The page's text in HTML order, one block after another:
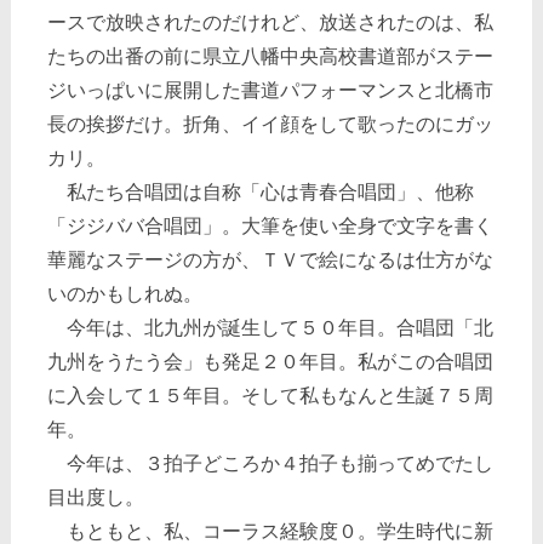
ースで放映されたのだけれど、放送されたのは、私
たちの出番の前に県立八幡中央高校書道部がステー
ジいっぱいに展開した書道パフォーマンスと北橋市
長の挨拶だけ。折角、イイ顔をして歌ったのにガッ
カリ。
私たち合唱団は自称「心は青春合唱団」、他称
「ジジババ合唱団」。大筆を使い全身で文字を書く
華麗なステージの方が、ＴＶで絵になるは仕方がな
いのかもしれぬ。
今年は、北九州が誕生して５０年目。合唱団「北
九州をうたう会」も発足２０年目。私がこの合唱団
に入会して１５年目。そして私もなんと生誕７５周
年。
今年は、３拍子どころか４拍子も揃ってめでたし
目出度し。
もともと、私、コーラス経験度０。学生時代に新